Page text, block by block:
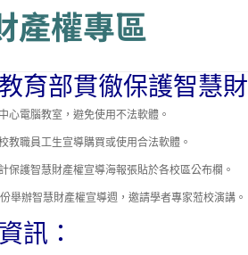
產權專區
育部貫徹保護智慧
心電腦教室，避免使用不法軟體。
教職員工生宣導購買或使用合法軟體。
保護智慧財產權宣導海報張貼於各校區公布欄。
舉辦智慧財產權宣導週，邀請學者專家蒞校演講。
訊：